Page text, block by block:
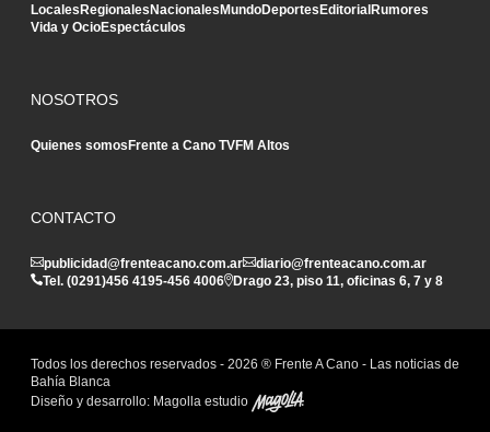
LocalesRegionalesNacionalesMundoDeportesEditorialRumores
Vida y OcioEspectáculos
NOSOTROS
Quienes somosFrente a Cano TVFM Altos
CONTACTO
publicidad@frenteacano.com.ar
diario@frenteacano.com.ar
Tel. (0291)456 4195-456 4006 Drago 23, piso 11, oficinas 6, 7 y 8
Todos los derechos reservados - 2026 ® Frente A Cano - Las noticias de
Bahía Blanca
Diseño y desarrollo: Magolla estudio